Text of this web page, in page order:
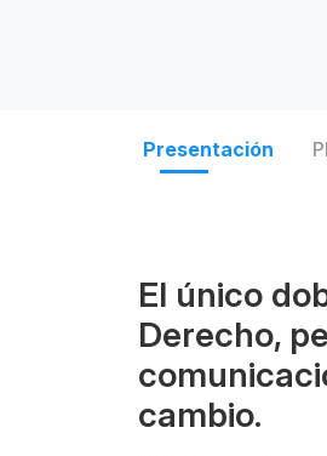
Presentación
El único
Derecho,
cambio.